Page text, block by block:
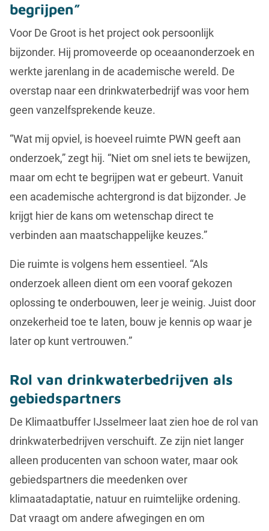
begrijpen”
Voor De Groot is het project ook persoonlijk
bijzonder. Hij promoveerde op oceaanonderzoek en
werkte jarenlang in de academische wereld. De
overstap naar een drinkwaterbedrijf was voor hem
geen vanzelfsprekende keuze.
“Wat mij opviel, is hoeveel ruimte PWN geeft aan
onderzoek,” zegt hij. “Niet om snel iets te bewijzen,
maar om echt te begrijpen wat er gebeurt. Vanuit
een academische achtergrond is dat bijzonder. Je
krijgt hier de kans om wetenschap direct te
verbinden aan maatschappelijke keuzes.”
Die ruimte is volgens hem essentieel. “Als
onderzoek alleen dient om een vooraf gekozen
oplossing te onderbouwen, leer je weinig. Juist door
onzekerheid toe te laten, bouw je kennis op waar je
later op kunt vertrouwen.”
Rol van drinkwaterbedrijven als
gebiedspartners
De Klimaatbuffer IJsselmeer laat zien hoe de rol van
drinkwaterbedrijven verschuift. Ze zijn niet langer
alleen producenten van schoon water, maar ook
gebiedspartners die meedenken over
klimaatadaptatie, natuur en ruimtelijke ordening.
Dat vraagt om andere afwegingen en om